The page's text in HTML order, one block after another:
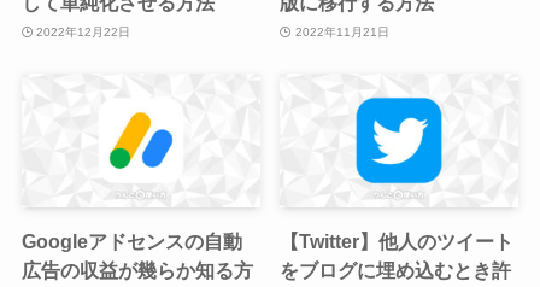
2022年12月22日 2022年11月21日
Googleアドセンスの自動
広告の収益が幾らか知る方
【Twitter】他人のツイート
をブログに埋め込むとき許